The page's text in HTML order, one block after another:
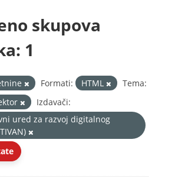
skupova
1
Formati: HTML
Tema:
Izdavači:
ured za razvoj digitalnog